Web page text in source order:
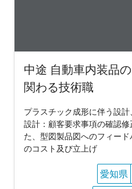
中途 自動車内装品
関わる技術職
プラスチック成形に伴う設
設計：顧客要求事項の確認
た、型図製品図へのフィー
のコスト及び立上げ
愛知県